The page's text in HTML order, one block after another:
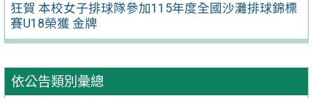
狂賀 本校女子排球隊參加115年度全國沙灘排球錦標
賽U18榮獲 金牌
依公告類別彙總